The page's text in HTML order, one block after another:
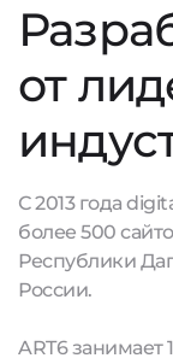
от
С 2013 года
более 500
Республики
России.
ART6 занимает